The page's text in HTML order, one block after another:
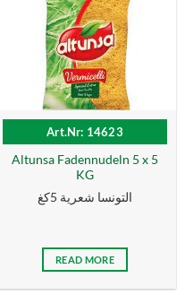
Art.Nr: 14623
Altunsa Fadennudeln 5 x 5
KG
التونسا شعرية 5كغ
READ MORE